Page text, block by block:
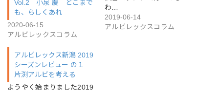
Vol.2 小泉 慶 どこまで
も、らしくあれ
2020-06-15
アルビレックスコラム
わ…
2019-06-14
アルビレックスコラム
アルビレックス新潟 2019
シーズンレビュー の１
片渕アルビを考える
ようやく始まりました2019